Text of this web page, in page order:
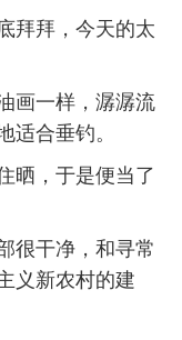
拜拜，今天的太
画一样，潺潺流
适合垂钓。
晒，于是便当了
很干净，和寻常
义新农村的建